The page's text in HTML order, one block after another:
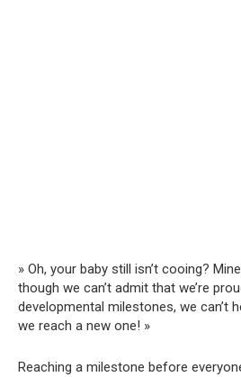
» Oh, your baby still isn’t cooing?
though we can’t admit that we’re
developmental milestones, we can’t
we reach a new one! »
Reaching a milestone before